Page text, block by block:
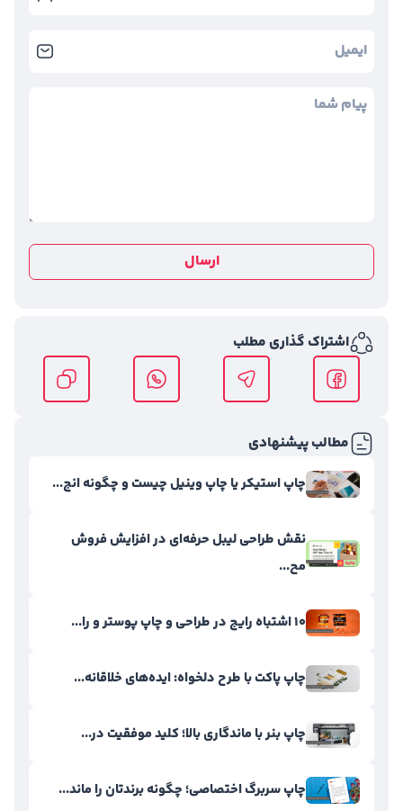
ارسال
اشتراک گذاری مطلب
مطالب پیشنهادی
چاپ استیکر یا چاپ وینیل چیست و چگونه انج...
نقش طراحی لیبل حرفه‌ای در افزایش فروش
مح...
۱۰ اشتباه رایج در طراحی و چاپ پوستر و را...
چاپ پاکت با طرح دلخواه: ایده‌های خلاقانه...
چاپ بنر با ماندگاری بالا؛ کلید موفقیت در...
چاپ سربرگ اختصاصی؛ چگونه برندتان را ماند...